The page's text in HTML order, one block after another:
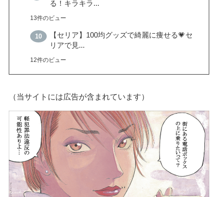
る！キラキラ...
13件のビュー
【セリア】100均グッズで綺麗に痩せる💗セ
リアで見...
12件のビュー
（当サイトには広告が含まれています）